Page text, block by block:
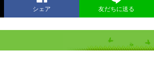
シェア 友だちに送る